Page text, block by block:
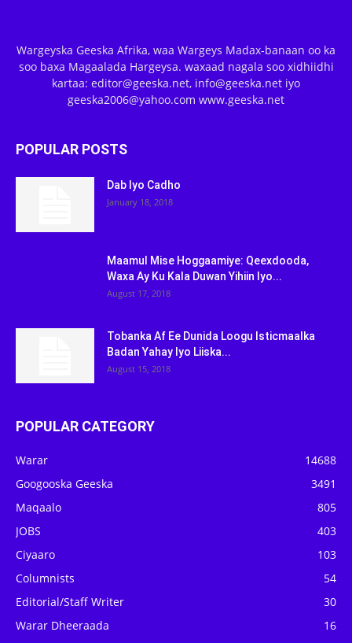
Wargeyska Geeska Afrika, waa Wargeys Madax-banaan oo ka
soo baxa Magaalada Hargeysa. waxaad nagala soo xidhiidhi
kartaa: editor@geeska.net, info@geeska.net iyo
geeska2006@yahoo.com www.geeska.net
POPULAR POSTS
Dab Iyo Cadho
January 18, 2018
Maamul Mise Hoggaamiye: Qeexdooda,
Waxa Ay Ku Kala Duwan Yihiin Iyo...
August 17, 2018
Tobanka Af Ee Dunida Loogu Isticmaalka
Badan Yahay Iyo Liiska...
August 15, 2018
POPULAR CATEGORY
Warar
14688
Googooska Geeska
3491
Maqaalo
805
JOBS
403
Ciyaaro
103
Columnists
54
Editorial/Staff Writer
30
Warar Dheeraada
16